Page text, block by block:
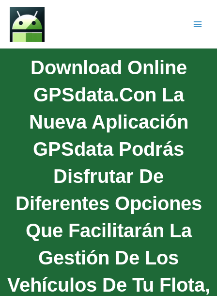
Download Online
GPSdata.Con La
Nueva Aplicación
GPSdata Podrás
Disfrutar De
Diferentes Opciones
Que Facilitarán La
Gestión De Los
Vehículos De Tu Flota,